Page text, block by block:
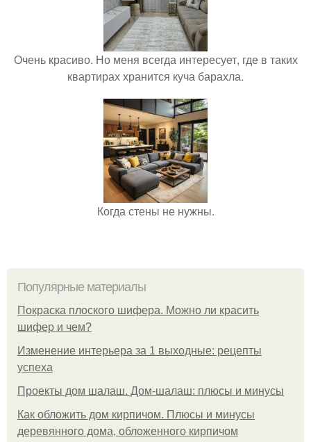
Очень красиво. Но меня всегда интересует, где в таких
квартирах хранится куча барахла.
Когда стены не нужны.
Популярные материалы
Покраска плоского шифера. Можно ли красить
шифер и чем?
Изменение интерьера за 1 выходные: рецепты
успеха
Проекты дом шалаш. Дом-шалаш: плюсы и минусы
Как обложить дом кирпичом. Плюсы и минусы
деревянного дома, обложенного кирпичом